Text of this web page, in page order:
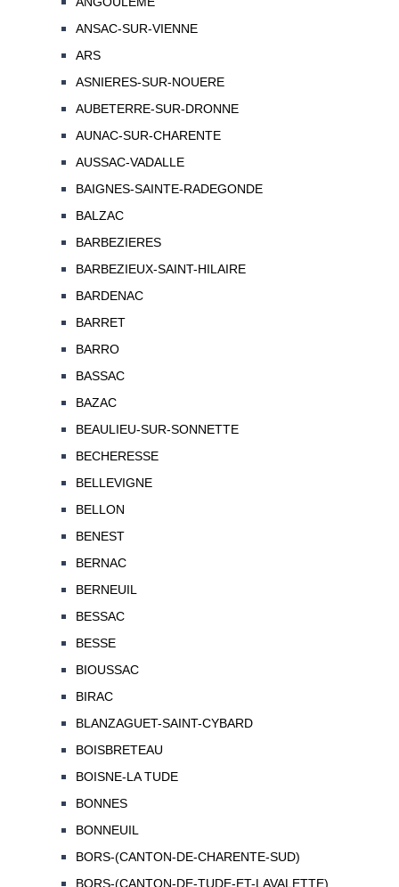
ANSAC-SUR-VIENNE
ARS
ASNIERES-SUR-NOUERE
AUBETERRE-SUR-DRONNE
AUNAC-SUR-CHARENTE
AUSSAC-VADALLE
BAIGNES-SAINTE-RADEGONDE
BALZAC
BARBEZIERES
BARBEZIEUX-SAINT-HILAIRE
BARDENAC
BARRET
BARRO
BASSAC
BAZAC
BEAULIEU-SUR-SONNETTE
BECHERESSE
BELLEVIGNE
BELLON
BENEST
BERNAC
BERNEUIL
BESSAC
BESSE
BIOUSSAC
BIRAC
BLANZAGUET-SAINT-CYBARD
BOISBRETEAU
BOISNE-LA TUDE
BONNES
BONNEUIL
BORS-(CANTON-DE-CHARENTE-SUD)
BORS-(CANTON-DE-TUDE-ET-LAVALETTE)